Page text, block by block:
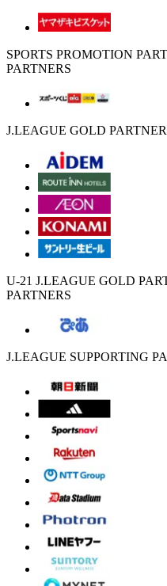
SPORTS PROMOTION
PARTNERS
J.LEAGUE GOLD
U-21 J.LEAGUE GOLD
PARTNERS
J.LEAGUE SUPPORTING